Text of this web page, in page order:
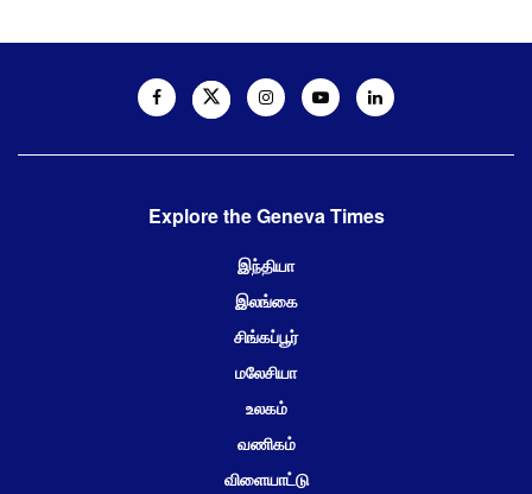
Explore the Geneva Times
இந்தியா
இலங்கை
சிங்கப்பூர்
மலேசியா
உலகம்
வணிகம்
விளையாட்டு